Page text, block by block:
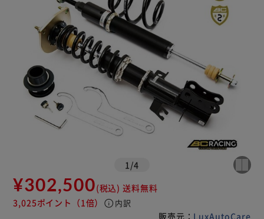
1 /4
¥302,500(税込) 送料無料
3,025ポイント （1倍） info 内訳
販売元： LuxAutoCare